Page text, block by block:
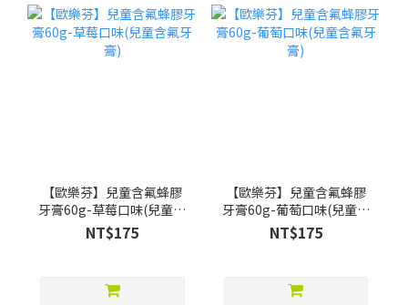
【歐樂芬】兒童含氟蜂膠
牙膏60g-草莓口味(兒童含
氟牙膏)
NT$175
【歐樂芬】兒童含氟蜂膠
牙膏60g-葡萄口味(兒童含
氟牙膏)
NT$175